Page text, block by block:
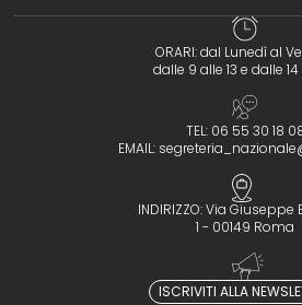
ORARI: dal Lunedì al
dalle 9 alle 13 e dalle 14
TEL: 06 55 30 18
EMAIL:
INDIRIZZO: Via Giuseppe
1 - 00149 Roma
ISCRIVITI ALLA